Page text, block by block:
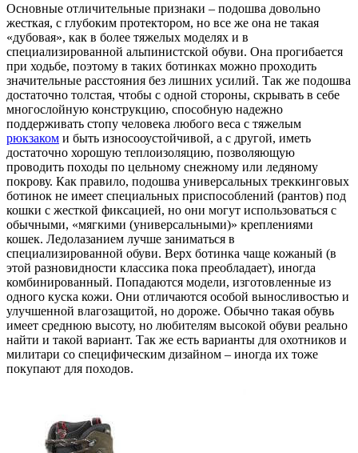
Основные отличительные признаки – подошва довольно
жесткая, с глубоким протектором, но все же она не такая
«дубовая», как в более тяжелых моделях и в
специализированной альпинистской обуви. Она прогибается
при ходьбе, поэтому в таких ботинках можно проходить
значительные расстояния без лишних усилий. Так же подошва
достаточно толстая, чтобы с одной стороны, скрывать в себе
многослойную конструкцию, способную надежно
поддерживать стопу человека любого веса с тяжелым
рюкзаком и быть износооустойчивой, а с другой, иметь
достаточно хорошую теплоизоляцию, позволяющую
проводить походы по цельному снежному или ледяному
покрову. Как правило, подошва универсальных треккинговых
ботинок не имеет специальных приспособлений (рантов) под
кошки с жесткой фиксацией, но они могут использоваться с
обычными, «мягкими (универсальными)» креплениями
кошек. Ледолазанием лучше заниматься в
специализированной обуви. Верх ботинка чаще кожаный (в
этой разновидности классика пока преобладает), иногда
комбинированный. Попадаются модели, изготовленные из
одного куска кожи. Они отличаются особой выносливостью и
улучшенной влагозащитой, но дороже. Обычно такая обувь
имеет среднюю высоту, но любителям высокой обуви реально
найти и такой вариант. Так же есть варианты для охотников и
милитари со специфическим дизайном – иногда их тоже
покупают для походов.